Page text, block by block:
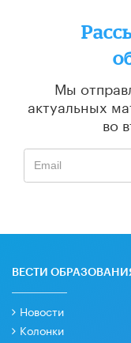
Мы
актуальных
во
ВЕСТИ
Новости
Колонки